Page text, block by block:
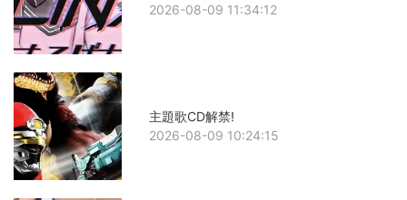
2026-08-09 11:34:12
主題歌CD解禁!
2026-08-09 10:24:15